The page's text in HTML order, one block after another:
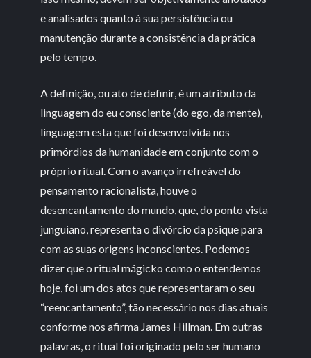
e analisados quanto à sua persistência ou
manutenção durante a consistência da prática
pelo tempo.
A definição, ou ato de definir, é um atributo da
linguagem do eu consciente (do ego, da mente),
linguagem esta que foi desenvolvida nos
primórdios da humanidade em conjunto com o
próprio ritual. Com o avanço irrefreável do
pensamento racionalista, houve o
desencantamento do mundo, que, do ponto vista
junguiano, representa o divórcio da psique para
com as suas origens inconscientes. Podemos
dizer que o ritual mágicko como o entendemos
hoje, foi um dos atos que representaram o seu
“reencantamento”, tão necessário nos dias atuais
conforme nos afirma James Hillman. Em outras
palavras, o ritual foi originado pelo ser humano